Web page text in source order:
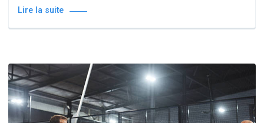
Lire la suite